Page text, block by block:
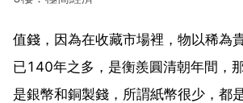
值錢，因為在收藏市場裡，物以稀為
已140年之多，是衡羨圓清朝年間，
是銀幣和銅製錢，所謂紙幣很少，都